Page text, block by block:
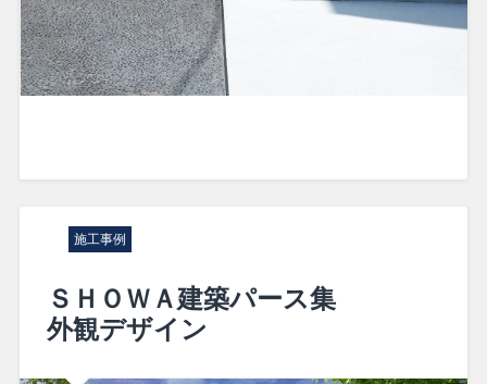
施工事例
ＳＨＯＷＡ建築パース集
外観デザイン